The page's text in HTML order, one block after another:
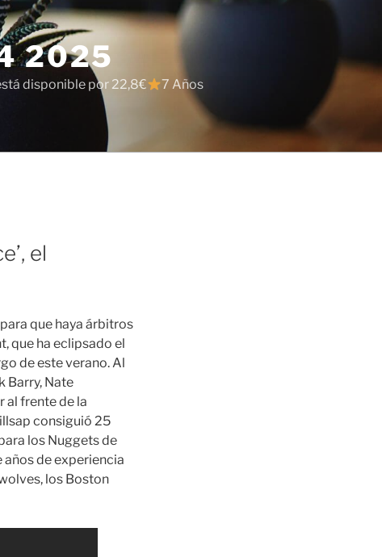
2025
disponible por 22,8€
7 Años
el
que haya árbitros
que ha eclipsado el
de este verano. Al
Barry, Nate
al frente de la
consiguió 25
los Nuggets de
años de experiencia
los Boston